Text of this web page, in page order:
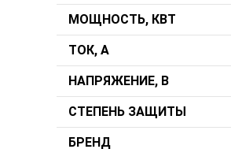
МОЩНОСТЬ, КВТ
ТОК, А
НАПРЯЖЕНИЕ, В
СТЕПЕНЬ ЗАЩИТЫ
БРЕНД